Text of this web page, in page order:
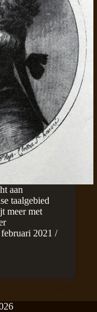
aan
taalgebied
meer met
2021 /